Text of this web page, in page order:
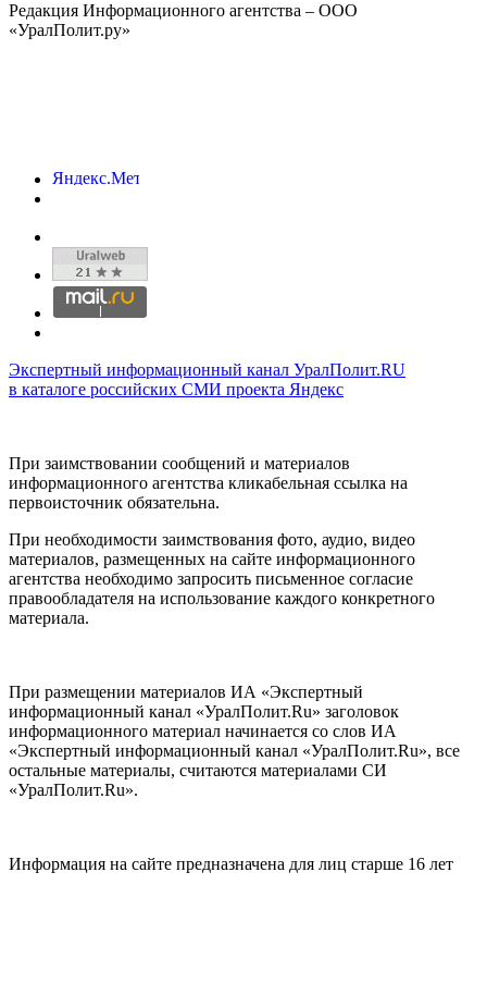
Редакция Информационного агентства – ООО
«УралПолит.ру»
Экспертный информационный канал УралПолит.RU
в каталоге российских СМИ проекта Яндекс
При заимствовании сообщений и материалов
информационного агентства кликабельная ссылка на
первоисточник обязательна.
При необходимости заимствования фото, аудио, видео
материалов, размещенных на сайте информационного
агентства необходимо запросить письменное согласие
правообладателя на использование каждого конкретного
материала.
При размещении материалов ИА «Экспертный
информационный канал «УралПолит.Ru» заголовок
информационного материал начинается со слов ИА
«Экспертный информационный канал «УралПолит.Ru», все
остальные материалы, считаются материалами СИ
«УралПолит.Ru».
Информация на сайте предназначена для лиц старше 16 лет